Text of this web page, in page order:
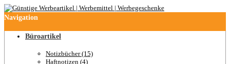
Navigation
Büroartikel
Notizbücher (15)
Haftnotizen (4)